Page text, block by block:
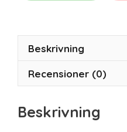
Beskrivning
Recensioner (0)
Beskrivning